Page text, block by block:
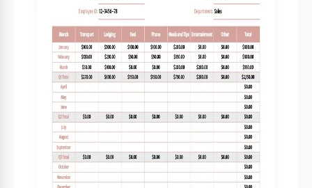
April 25, 2022
Zuletzt aktualisiert
July 18, 2026
Community
Zu Sammlungen hinzugefügt von 2 Nutzer
Nutzungsstatistiken
5 Downloads in diesem Monat
Hauptmerkmale dieser Vorlage
Zeitraum Jährlich Berichte Vorlagen
Über diese Vorlage